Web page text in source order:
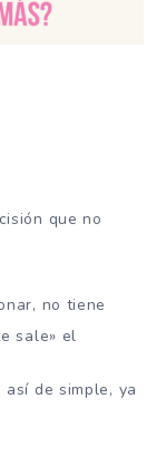
que no
no tiene
sale» el
de simple, ya